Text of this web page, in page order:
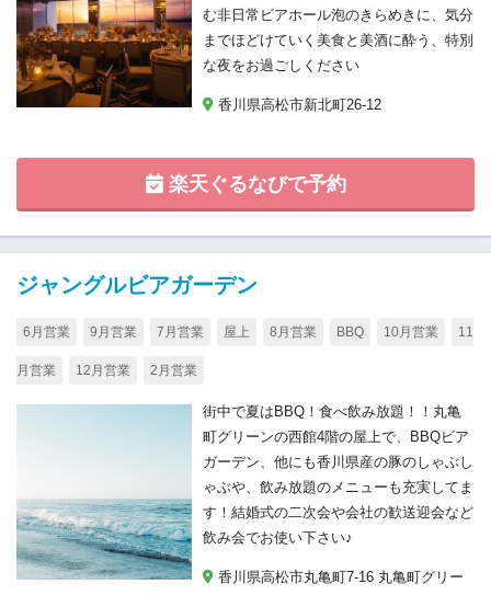
む非日常ビアホール泡のきらめきに、気分
までほどけていく美食と美酒に酔う、特別
な夜をお過ごしください
香川県高松市新北町26-12
楽天ぐるなびで予約
ジャングルビアガーデン
6月営業 9月営業 7月営業 屋上 8月営業 BBQ 10月営業 11
月営業 12月営業 2月営業
街中で夏はBBQ！食べ飲み放題！！丸亀
町グリーンの西館4階の屋上で、BBQビア
ガーデン、他にも香川県産の豚のしゃぶし
ゃぶや、飲み放題のメニューも充実してま
す！結婚式の二次会や会社の歓送迎会など
飲み会でお使い下さい♪
香川県高松市丸亀町7-16 丸亀町グリー